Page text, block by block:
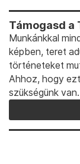
Támogasd a
Munkánkkal
képben, teret
történeteket
Ahhoz, hogy
szükségünk van.